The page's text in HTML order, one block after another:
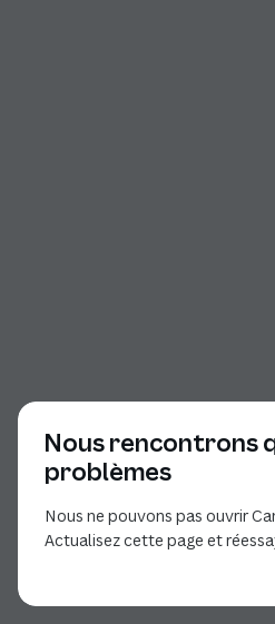
Nous rencontrons
problèmes
Nous ne pouvons pas ouvrir
Actualisez cette page et